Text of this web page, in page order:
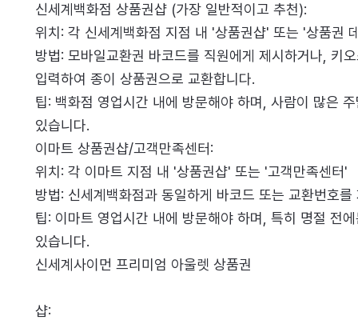
신세계백화점 상품권샵 (가장 일반적이고 추천):
위치: 각 신세계백화점 지점 내 '상품권샵' 또는 '상품권
방법: 모바일교환권 바코드를 직원에게 제시하거나, 키
입력하여 종이 상품권으로 교환합니다.
팁: 백화점 영업시간 내에 방문해야 하며, 사람이 많은
있습니다.
이마트 상품권샵/고객만족센터:
위치: 각 이마트 지점 내 '상품권샵' 또는 '고객만족센터'
방법: 신세계백화점과 동일하게 바코드 또는 교환번호
팁: 이마트 영업시간 내에 방문해야 하며, 특히 명절 전
있습니다.
신세계사이먼 프리미엄 아울렛 상품권
샵: